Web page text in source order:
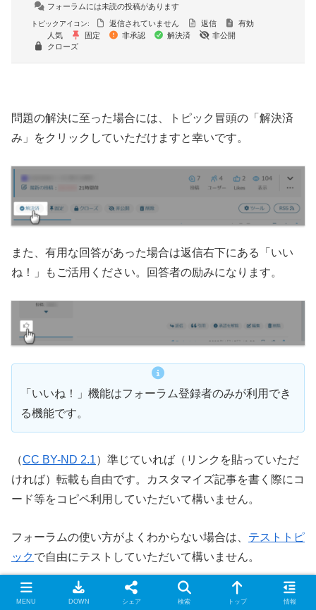
フォーラムには未読の投稿があります
トピックアイコン: 返信されていません 返信
有効
人気
固定 非承認 解決済
非公開
クローズ
問題の解決に至った場合には、トピック冒頭の「解決済
み」をクリックしていただけますと幸いです。
また、有用な回答があった場合は返信右下にある「いい
ね！」もご活用ください。回答者の励みになります。
「いいね！」機能はフォーラム登録者のみが利用でき
る機能です。
（CC BY-ND 2.1）準じていれば（リンクを貼っていただ
ければ）転載も自由です。カスタマイズ記事を書く際にコ
ード等をコピペ利用していただいて構いません。
フォーラムの使い方がよくわからない場合は、 テストトピ
ックで自由にテストしていただいて構いません。
最近の書き込みはこちら。
MENU DOWN シェア 検索 トップ 情報